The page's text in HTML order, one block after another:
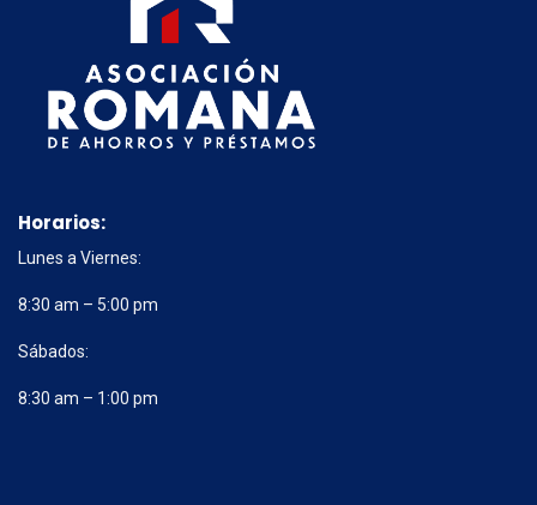
Horarios:
Lunes a Viernes:
8:30 am – 5:00 pm
Sábados:
8:30 am – 1:00 pm